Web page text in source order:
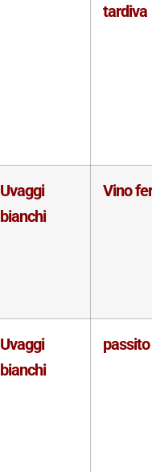
tardiva
Uvaggi
bianchi
Vino
Uvaggi
bianchi
passito